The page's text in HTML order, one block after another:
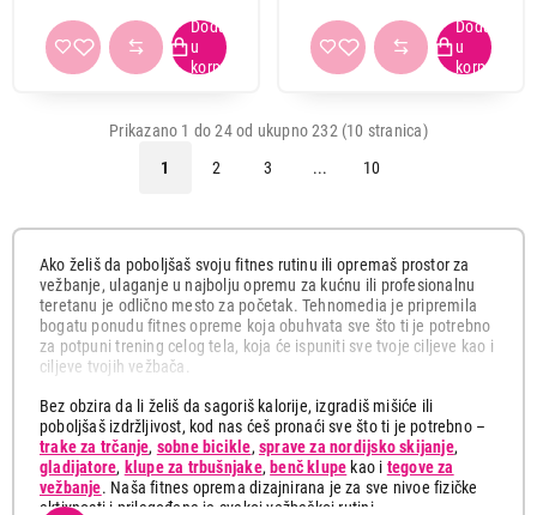
Prikazano 1 do 24 od ukupno 232 (10 stranica)
1
2 3 ... 10
Ako želiš da poboljšaš svoju fitnes rutinu ili opremaš prostor za
vežbanje, ulaganje u najbolju opremu za kućnu ili profesionalnu
teretanu je odlično mesto za početak. Tehnomedia je pripremila
bogatu ponudu fitnes opreme koja obuhvata sve što ti je potrebno
za potpuni trening celog tela, koja će ispuniti sve tvoje ciljeve kao i
ciljeve tvojih vežbača.
Bez obzira da li želiš da sagoriš kalorije, izgradiš mišiće ili
poboljšaš izdržljivost, kod nas ćeš pronaći sve što ti je potrebno –
trake za trčanje, sobne bicikle, sprave za nordijsko skijanje,
gladijatore, klupe za trbušnjake, benč klupe kao i tegove za
vežbanje. Naša fitnes oprema dizajnirana je za sve nivoe fizičke
aktivnosti i prilagođena je svakoj vežbačkoj rutini.